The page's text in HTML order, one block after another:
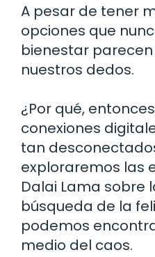
A pesar de tener
opciones que
bienestar
nuestros dedos.
¿Por qué,
conexiones
tan
exploraremos las
Dalai Lama sobre
búsqueda de la
podemos
medio del caos.